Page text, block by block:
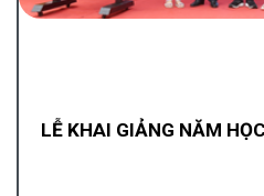
LỄ KHAI GIẢNG NĂM